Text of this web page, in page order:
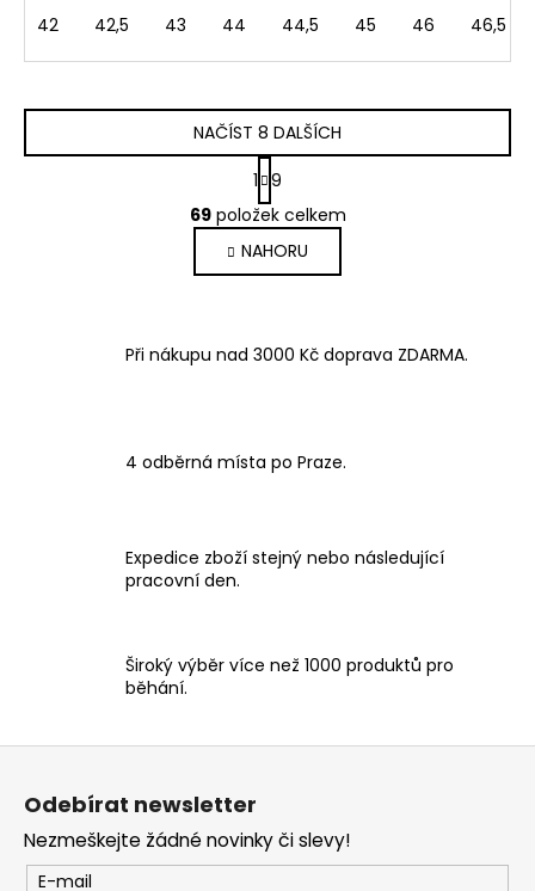
42 42,5 43 44 44,5 45 46 46,5
O
v
l
á
c
v
v
ý
u
NAČÍST 8 DALŠÍCH
S
t
r
á
n
k
á
n
1 9
69položek celkem
NAHORU
Při nákupu nad 3000 Kč doprava ZDARMA.
4 odběrná místa po Praze.
Expedice zboží stejný nebo následující
pracovní den.
Široký výběr více než 1000 produktů pro
běhání.
Z
Odebírat newsletter
Nezmeškejte žádné novinky či slevy!
E-mail